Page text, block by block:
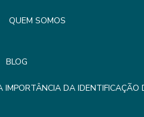
QUEM SOMOS
BLOG
IMPORTÂNCIA DA IDENTIFICAÇÃO